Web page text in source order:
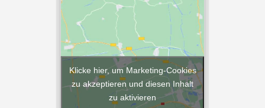
Klicke hier, um Marketing-Cookies
zu akzeptieren und diesen Inhalt
zu aktivieren